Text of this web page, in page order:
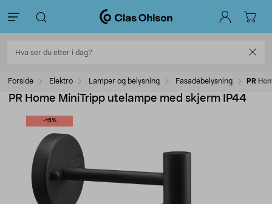
Forside Elektro Lamper og belysning Fasadebelysning PR
PR Home MiniTripp utelampe med skjerm IP44
-15%